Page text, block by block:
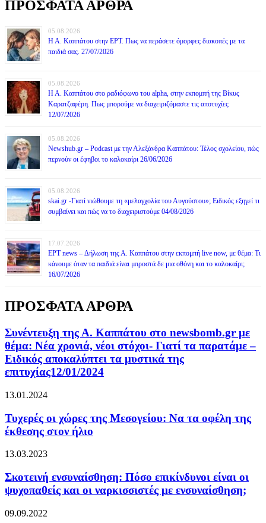
ΠΡΟΣΦΑΤΑ ΑΡΘΡΑ
05.08.2026
Η Α. Καππάτου στην ΕΡΤ. Πως να περάσετε όμορφες διακοπές με τα
παιδιά σας. 27/07/2026
05.08.2026
Η Α. Καππάτου στο ραδιόφωνο του alpha, στην εκπομπή της Βίκυς
Καρατζαφέρη. Πως μπορούμε να διαχειριζόμαστε τις αποτυχίες
12/07/2026
05.08.2026
Newshub.gr – Podcast με την Αλεξάνδρα Καππάτου: Τέλος σχολείου, πώς
περνούν οι έφηβοι το καλοκαίρι 26/06/2026
05.08.2026
skai.gr -Γιατί νιώθουμε τη «μελαγχολία του Αυγούστου»; Ειδικός εξηγεί τι
συμβαίνει και πώς να το διαχειριστούμε 04/08/2026
17.07.2026
ΕΡΤ news – Δήλωση της Α. Καππάτου στην εκπομπή live now, με θέμα: Τι
κάνουμε όταν τα παιδιά είναι μπροστά δε μια οθόνη και το καλοκαίρι;
16/07/2026
ΠΡΟΣΦΑΤΑ ΑΡΘΡΑ
Συνέντευξη της Α. Καππάτου στο newsbomb.gr με
θέμα: Νέα χρονιά, νέοι στόχοι- Γιατί τα παρατάμε –
Ειδικός αποκαλύπτει τα μυστικά της
επιτυχίας12/01/2024
13.01.2024
Τυχερές οι χώρες της Μεσογείου: Να τα οφέλη της
έκθεσης στον ήλιο
13.03.2023
Σκοτεινή ενσυναίσθηση: Πόσο επικίνδυνοι είναι οι
ψυχοπαθείς και οι ναρκισσιστές με ενσυναίσθηση;
09.09.2022